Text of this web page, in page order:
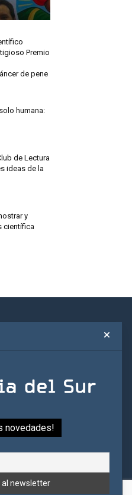
Premio
de pene
humana:
de Lectura
ideas de la
y
científica
novedades!